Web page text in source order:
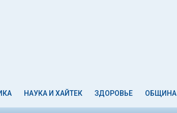
НАУКА И ХАЙТЕК ЗДОРОВЬЕ ОБЩИНА